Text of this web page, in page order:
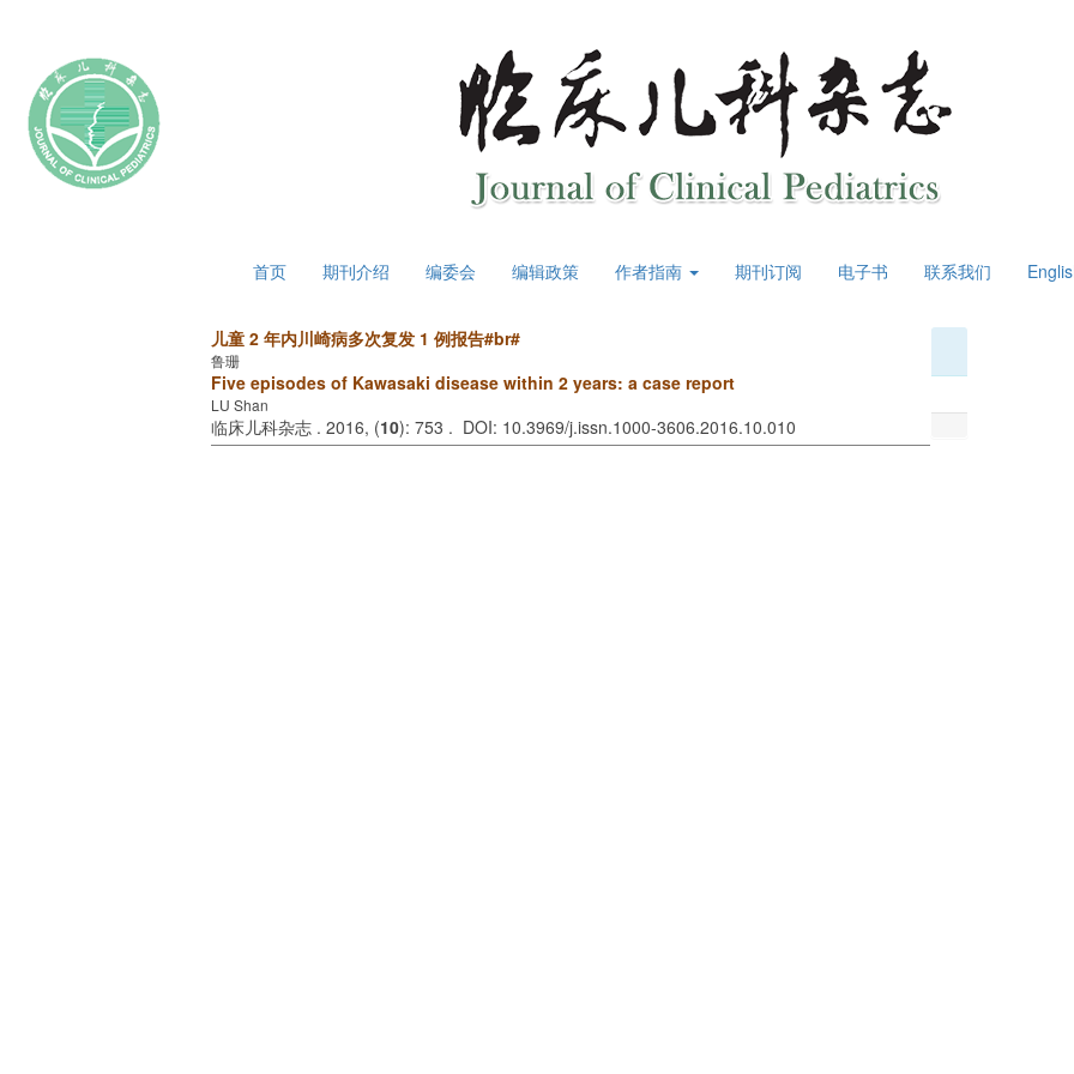
首页 期刊介绍 编委会 编辑政策 作者指南 期刊订阅 电子书 联系我们
儿童 2 年内川崎病多次复发 1 例报告#br#
鲁珊
Five episodes of Kawasaki disease within 2 years: a case report
LU Shan
临床儿科杂志 . 2016, (10): 753 . DOI: 10.3969/j.issn.1000-3606.2016.10.010